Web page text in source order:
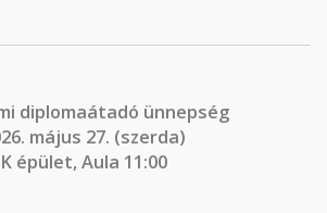
diplomaátadó ünnepség
május 27. (szerda)
K épület, Aula 11:00